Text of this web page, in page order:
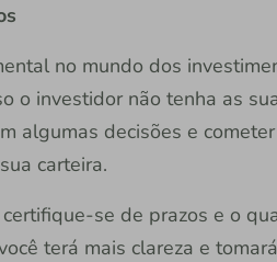
no mundo dos
o investidor não tenha as
algumas decisões e
carteira.
se de prazos e o
terá mais clareza e